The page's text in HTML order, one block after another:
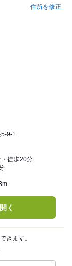
住所を修正
9-1
徒歩20分
く
きます。